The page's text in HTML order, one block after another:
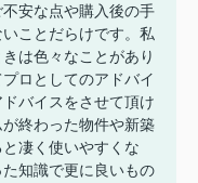
安な点や購入後の手
ことだらけです。私
は色々なことがあり
ロとしてのアドバイ
バイスをさせて頂け
終わった物件や新築
凄く使いやすくな
知識で更に良いもの